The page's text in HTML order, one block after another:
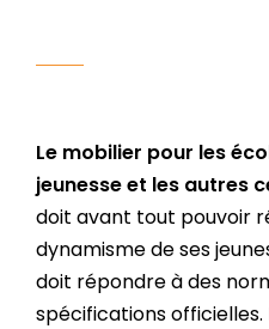
Le mobilier pour les
jeunesse et les autres
doit avant tout pouvoir
dynamisme de ses
doit répondre à des
spécifications officielles.